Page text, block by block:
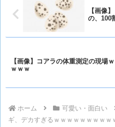
【画像
の、100
【画像】コアラの体重測定の現場
ｗｗｗ
ホーム 可愛い・面白い
ギ、デカすぎるｗｗｗｗｗｗｗｗｗ